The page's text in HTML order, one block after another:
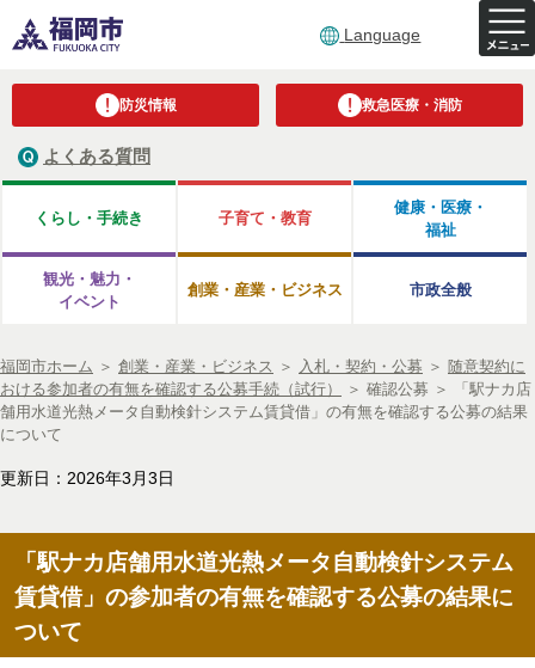
Language
防災情報 救急医療・消防
よくある質問
くらし・手続き 子育て・教育
健康・医療・
福祉
観光・魅力・
イベント
創業・産業・ビジネス 市政全般
福岡市ホーム ＞ 創業・産業・ビジネス ＞ 入札・契約・公募 ＞ 随意契約に
おける参加者の有無を確認する公募手続（試行）
＞ 確認公募 ＞
「駅ナカ店
舗用水道光熱メータ自動検針システム賃貸借」の有無を確認する公募の結果
について
更新日：2026年3月3日
「駅ナカ店舗用水道光熱メータ自動検針システム
賃貸借」の参加者の有無を確認する公募の結果に
ついて